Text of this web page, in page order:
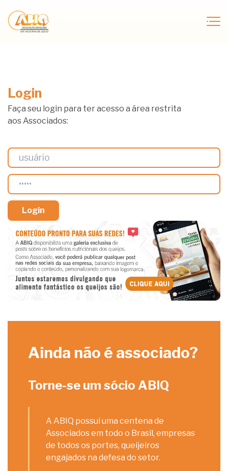
Login
Faça seu login para ter acesso a área restrita
aos Associados:
Ainda não é associado?
Torne-se um sócio ABIQ
A ABIQ possui uma centena de
Associados em todo o Brasil, empresas
de todos os portes, queijeiros
engajados na defesa do setor.